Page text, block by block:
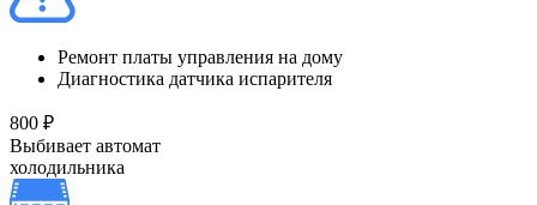
Ремонт платы управления на дому
Диагностика датчика испарителя
800 ₽
Выбивает автомат
холодильника